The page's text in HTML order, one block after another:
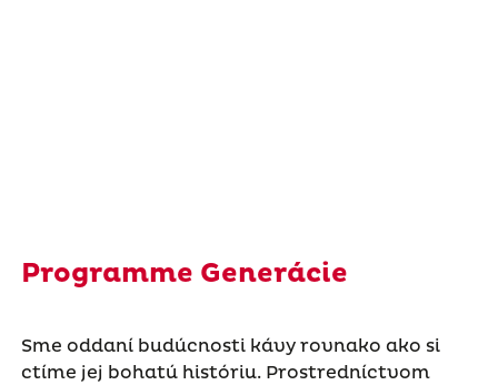
Programme Generácie
Sme oddaní budúcnosti kávy rovnako ako si
ctíme jej bohatú históriu. Prostredníctvom